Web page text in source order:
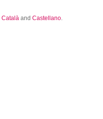
Català and Castellano.